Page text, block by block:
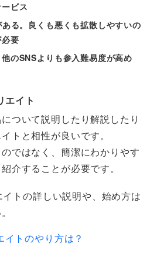
ビス
る。良くも悪くも拡散しやすいの
要
のSNSよりも参入難易度が高め
エイト
ついて説明したり解説したり
トと相性が良いです。
ではなく、簡潔にわかりやす
介することが必要です。
トの詳しい説明や、始め方は
トのやり方は？